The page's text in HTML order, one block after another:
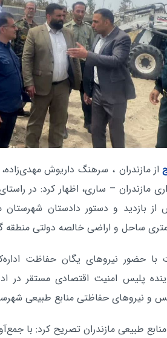
از مازندران ، سرهنگ داریوش
مازندران – ساری، اظهار کرد: در
بازدید و دستور دادستان شهرستان
با حضور نیروهای یگان حفاظت
پلیس امنیت اقتصادی مستقر در
و نیروهای حفاظتی منابع طبیعی
طبیعی مازندران تصریح کرد: با